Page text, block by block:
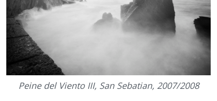
Peine del Viento III, San Sebatian, 2007/2008